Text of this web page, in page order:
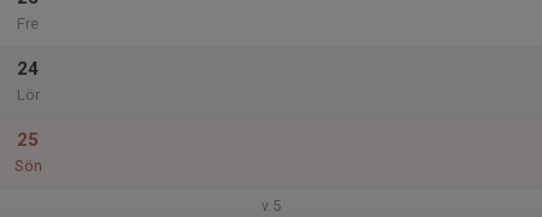
Fre
24
Lör
25
Sön
v.5